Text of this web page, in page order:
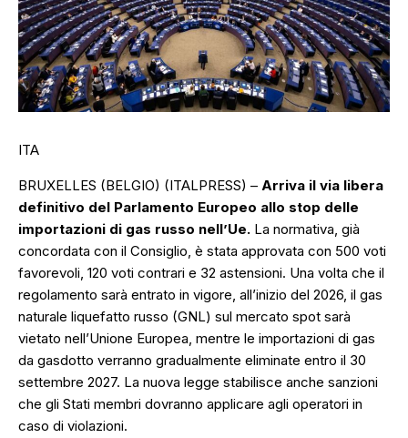
ITA
BRUXELLES (BELGIO) (ITALPRESS) – Arriva il via libera
definitivo del Parlamento Europeo allo stop delle
importazioni di gas russo nell’Ue. La normativa, già
concordata con il Consiglio, è stata approvata con 500 voti
favorevoli, 120 voti contrari e 32 astensioni. Una volta che il
regolamento sarà entrato in vigore, all’inizio del 2026, il gas
naturale liquefatto russo (GNL) sul mercato spot sarà
vietato nell’Unione Europea, mentre le importazioni di gas
da gasdotto verranno gradualmente eliminate entro il 30
settembre 2027. La nuova legge stabilisce anche sanzioni
che gli Stati membri dovranno applicare agli operatori in
caso di violazioni.